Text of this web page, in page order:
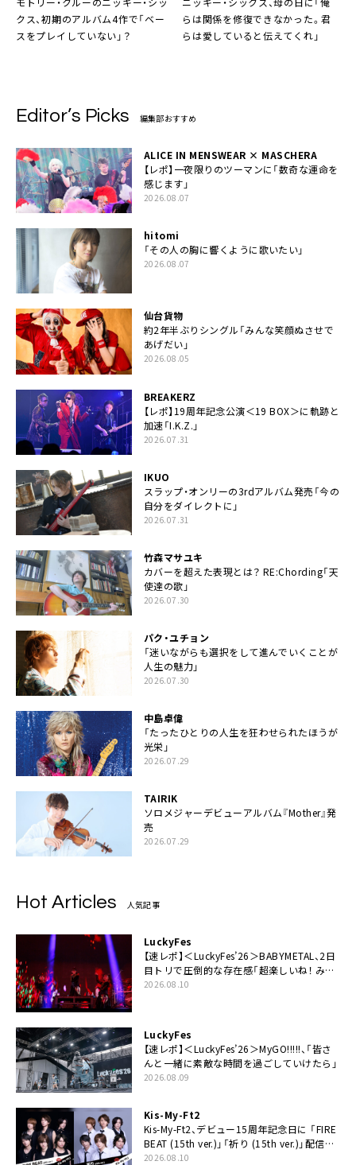
クス、初期のアルバム4作で「ベー
スをプレイしていない」？
らは関係を修復できなかった。君
らは愛していると伝えてくれ」
Editor’s Picks 編集部おすすめ
ALICE IN MENSWEAR × MASCHERA
【レポ】一夜限りのツーマンに「数奇な運命を
感じます」
2026.08.07
hitomi
「その人の胸に響くように歌いたい」
2026.08.07
仙台貨物
約2年半ぶりシングル「みんな笑顔ぬさせで
あげだい」
2026.08.05
BREAKERZ
【レポ】19周年記念公演＜19 BOX＞に軌跡と
加速「I.K.Z.」
2026.07.31
IKUO
スラップ・オンリーの3rdアルバム発売「今の
自分をダイレクトに」
2026.07.31
竹森マサユキ
カバーを超えた表現とは？ RE:Chording「天
使達の歌」
2026.07.30
パク・ユチョン
「迷いながらも選択をして進んでいくことが
人生の魅力」
2026.07.30
中島卓偉
「たったひとりの人生を狂わせられたほうが
光栄」
2026.07.29
TAIRIK
ソロメジャーデビューアルバム『Mother』発
売
2026.07.29
Hot Articles 人気記事
LuckyFes
【速レポ】＜LuckyFes’26＞BABYMETAL、2日
目トリで圧倒的な存在感「超楽しいね！ みん
なありがとう！」
2026.08.10
LuckyFes
【速レポ】＜LuckyFes’26＞MyGO!!!!!、「皆さ
んと一緒に素敵な時間を過ごしていけたら」
2026.08.09
Kis-My-Ft2
Kis-My-Ft2、デビュー15周年記念日に 「FIRE
BEAT (15th ver.)」「祈り (15th ver.)」配信ス
タート
2026.08.10